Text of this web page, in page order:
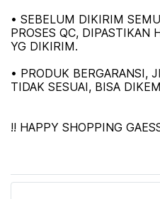
• SEBELUM DIKIRIM
PROSES QC, DIPASTIKAN
YG DIKIRIM.
• PRODUK BERGARANSI,
TIDAK SESUAI, BISA
!! HAPPY SHOPPING